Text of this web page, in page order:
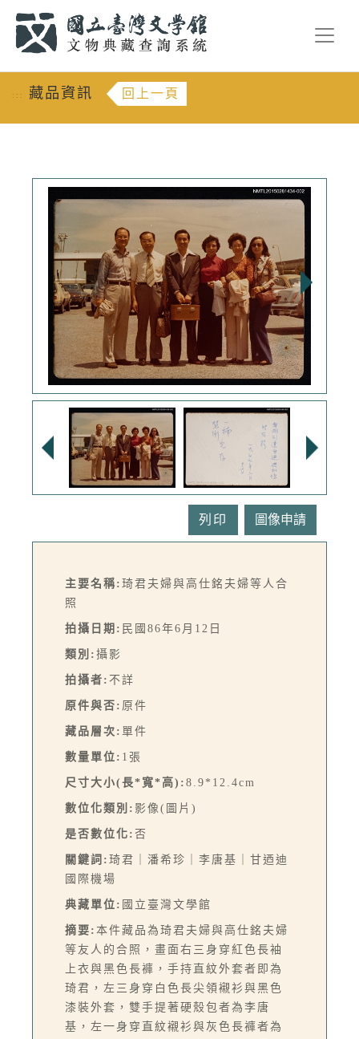
::: 藏品資訊 回上一頁
列印
主要名稱: 琦君夫婦與高仕銘夫婦等人合
照
拍攝日期: 民國86年6月12日
類別: 攝影
拍攝者: 不詳
原件與否: 原件
藏品層次: 單件
數量單位: 1張
尺寸大小(長*寬*高): 8.9*12.4cm
數位化類別: 影像(圖片)
是否數位化: 否
關鍵詞: 琦君｜潘希珍｜李唐基｜甘迺迪
國際機場
典藏單位: 國立臺灣文學館
摘要: 本件藏品為琦君夫婦與高仕銘夫婦
等友人的合照，畫面右三身穿紅色長袖
上衣與黑色長褲，手持直紋外套者即為
琦君，左三身穿白色長尖領襯衫與黑色
漆裝外套，雙手提著硬殼包者為李唐
基，左一身穿直紋襯衫與灰色長褲者為